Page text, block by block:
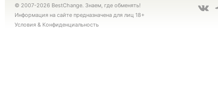
© 2007-2026 BestChange. Знаем, где обменять!
Информация на сайте предназначена для лиц 18+
Условия & Конфиденциальность